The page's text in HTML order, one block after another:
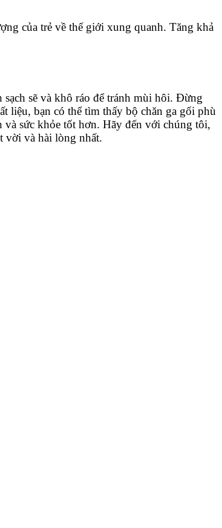
của trẻ về thế giới xung quanh. Tăng khả
sẽ và khô ráo để tránh mùi hôi. Đừng
liệu, bạn có thể tìm thấy bộ chăn ga gối phù
sức khỏe tốt hơn. Hãy đến với chúng tôi,
vời và hài lòng nhất.